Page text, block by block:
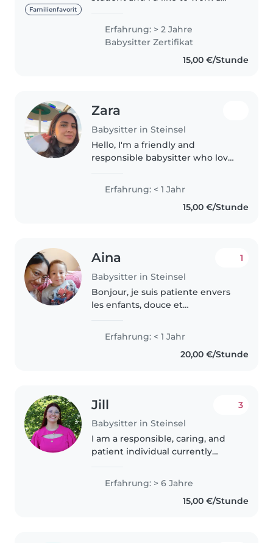
Familienfavorit
i'm looking forward to take care
of little ones. I have 3 years of
experience caring for..
Erfahrung: > 2 Jahre
Babysitter Zertifikat
15,00 €/Stunde
Zara
Babysitter in Steinsel
Hello, I'm a friendly and
responsible babysitter who loves
currently in high school
completing my second last year
at the International School
Erfahrung: < 1 Jahr
15,00 €/Stunde
Aina
Babysitter in Steinsel
1
Bonjour, je suis patiente envers
les enfants, douce et
des enfants à tout temps. J’ai de
l’expérience avec les bébés..
Erfahrung: < 1 Jahr
20,00 €/Stunde
Jill
Babysitter in Steinsel
3
I am a responsible, caring, and
patient individual currently
the University of Trier. I have a
genuine interest in child
development and enjoy
Erfahrung: > 6 Jahre
15,00 €/Stunde